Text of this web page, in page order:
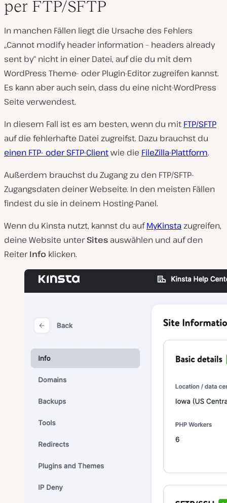
per FTP/SFTP
In manchen Fällen liegt die Ursache des Fehlers
„Cannot modify header information – headers already
sent by“ nicht in einer Datei, auf die du mit dem
WordPress Theme- oder Plugin-Editor zugreifen kannst.
Es kann aber auch sein, dass du eine nicht-WordPress
Seite verwendest.
In diesem Fall ist es am besten, wenn du mit FTP/SFTP
auf die fehlerhafte Datei zugreifst. Dazu brauchst du
einen FTP- oder SFTP-Clientwie die FileZilla-Plattform.
Außerdem brauchst du Zugang zu den FTP/SFTP-
Zugangsdaten deiner Webseite. In den meisten Fällen
findest du sie in deinem Hosting-Panel.
Wenn du Kinsta nutzt, kannst du aufMyKinstazugreifen,
deine Website unterSites auswählen und auf den
ReiterInfo klicken.